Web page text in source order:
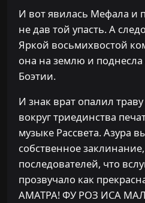
И вот явилась Мефала и
не дав той упасть. А
Яркой восьмихвостой
она на землю и поднесла
Боэтии.
И знак врат опалил
вокруг триединства
музыке Рассвета. Азура
собственное
последователей, что
прозвучало как
АМАТРА! ФУ РОЗ ИСА